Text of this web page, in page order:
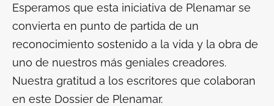
Esperamos que esta iniciativa de Plenamar se
convierta en punto de partida de un
reconocimiento sostenido a la vida y la obra de
uno de nuestros más geniales creadores.
Nuestra gratitud a los escritores que colaboran
en este Dossier de Plenamar.